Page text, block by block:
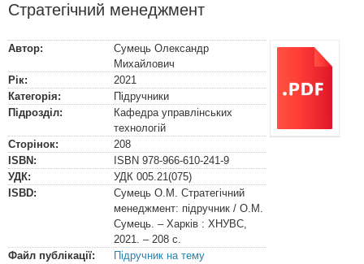
Стратегічний менеджмент
Автор:
Сумець Олександр
Михайлович
Рік:
2021
Категорія:
Підручники
Підрозділ:
Кафедра управлінських
технологій
Сторінок:
208
ISBN:
ISBN 978-966-610-241-9
УДК:
УДК 005.21(075)
ISBD:
Сумець О.М. Стратегічний
менеджмент: підручник / О.М.
Сумець. – Харків : ХНУВС,
2021. – 208 с.
Файл публікації:
Підручник на тему